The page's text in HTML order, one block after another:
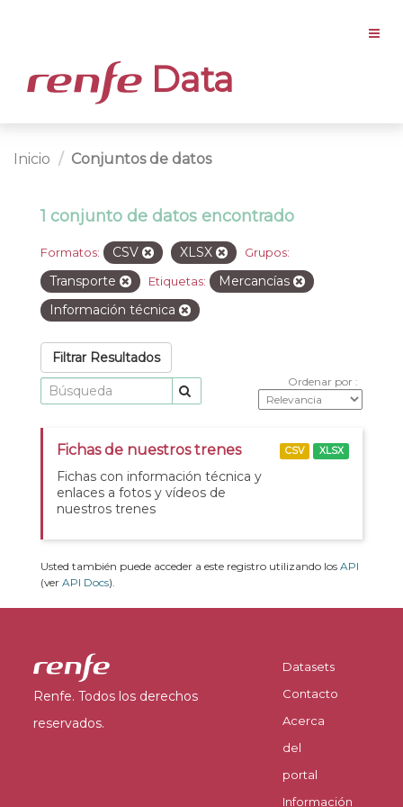
Data
Inicio Conjuntos de datos
1 conjunto de datos encontrado
Formatos: CSV XLSX Grupos:
Transporte Etiquetas:
Mercancías
Información técnica
Filtrar Resultados
Ordenar por
Fichas de nuestros trenes
Fichas con información técnica y
enlaces a fotos y vídeos de
nuestros trenes
CSV XLSX
Usted también puede acceder a este registro utilizando los API
(ver API Docs).
Renfe. Todos los derechos
reservados.
Datasets
Contacto
Acerca
del
portal
Información